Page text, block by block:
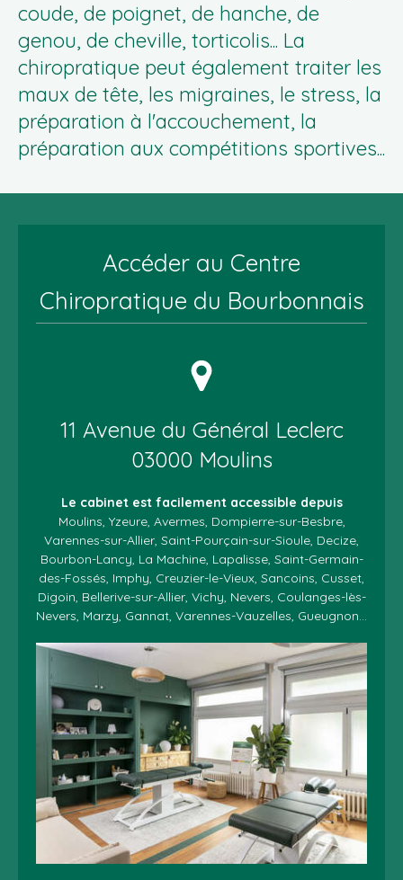
coude, de poignet, de hanche, de
genou, de cheville, torticolis... La
chiropratique peut également traiter les
maux de tête, les migraines, le stress, la
préparation à l'accouchement, la
préparation aux compétitions sportives...
Accéder au Centre
Chiropratique du Bourbonnais
11 Avenue du Général Leclerc
03000 Moulins
Le cabinet est facilement accessible depuis
Moulins, Yzeure, Avermes, Dompierre-sur-Besbre,
Varennes-sur-Allier, Saint-Pourçain-sur-Sioule, Decize,
Bourbon-Lancy, La Machine, Lapalisse, Saint-Germain-
des-Fossés, Imphy, Creuzier-le-Vieux, Sancoins, Cusset,
Digoin, Bellerive-sur-Allier, Vichy, Nevers, Coulanges-lès-
Nevers, Marzy, Gannat, Varennes-Vauzelles, Gueugnon...